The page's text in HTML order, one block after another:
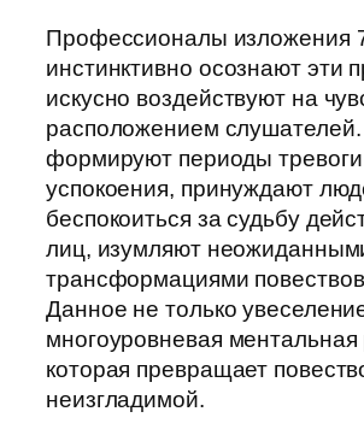
Профессионалы изложения
инстинктивно осознают эти
искусно воздействуют на
расположением
формируют периоды
успокоения, принуждают
беспокоиться за судьбу
лиц, изумляют
трансформациями
Данное не только
многоуровневая ментальная
которая превращает
неизгладимой.